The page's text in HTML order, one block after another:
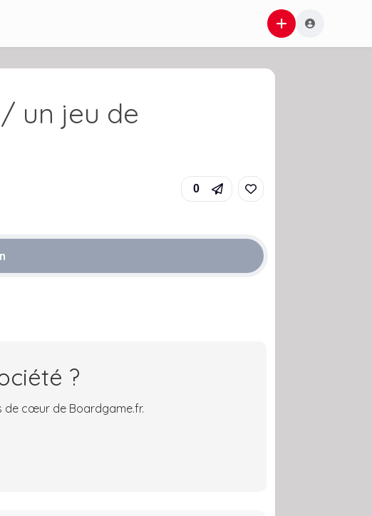
un jeu de
0
?
de cœur de Boardgame.fr.